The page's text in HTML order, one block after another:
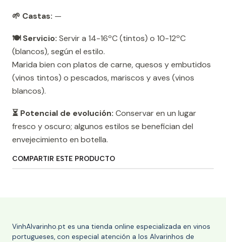
🌱 Castas: —
🍽️ Servicio: Servir a 14-16ºC (tintos) o 10-12ºC
(blancos), según el estilo.
Marida bien con platos de carne, quesos y embutidos
(vinos tintos) o pescados, mariscos y aves (vinos
blancos).
⏳ Potencial de evolución: Conservar en un lugar
fresco y oscuro; algunos estilos se benefician del
envejecimiento en botella.
COMPARTIR ESTE PRODUCTO
VinhAlvarinho.pt es una tienda online especializada en vinos
portugueses, con especial atención a los Alvarinhos de